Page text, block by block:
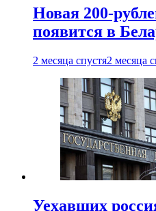
Новая 200-
появится в
2 месяца спустя2 месяца
Уехавших